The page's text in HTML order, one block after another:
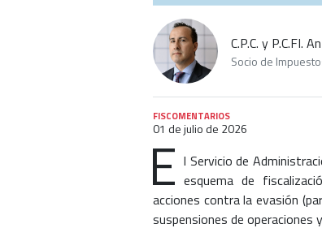
C.P.C. y P.C.FI.
Socio de
FISCOMENTARIOS
01 de julio de 2026
E l Servicio de
esquema de
acciones contra la evasión
suspensiones de